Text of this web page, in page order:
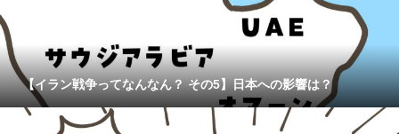
【イラン戦争ってなんなん？ その5】日本への影響は？